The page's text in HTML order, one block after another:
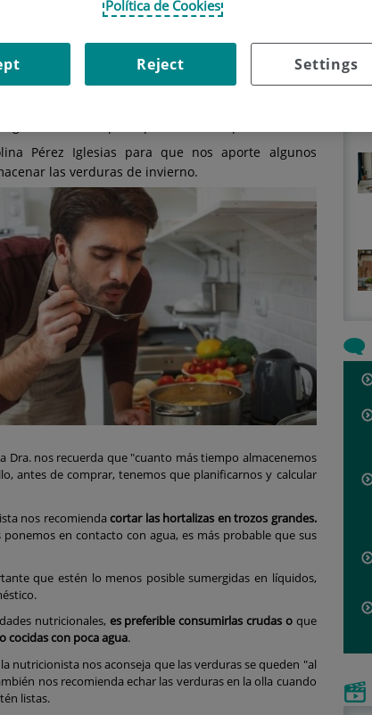
opción para incluir en nuestra dieta. Del 21 de
el mercado las típicas de invierno: alcachofas,
el invierno nos exige un mayor esfuerzo para
contrastes de calor y de frío, y la forma de
medidas para que no se estropeen.
Pérez Iglesias para que nos aporte algunos
las verduras de invierno.
Dra. nos recuerda que "cuanto más tiempo almacenemos
antes de comprar, tenemos que planificarnos y calcular
nos recomiendacortar las hortalizas en trozos grandes.
en contacto con agua, es más probable que sus
que estén lo menos posible sumergidas en líquidos,
nutricionales, es preferible consumirlas crudas oque
cocidas con poca agua.
nutricionista nos aconseja que las verduras se queden "al
nos recomienda echar las verduras en la olla cuando
listas.
Política de Cookies
Settings
Reject